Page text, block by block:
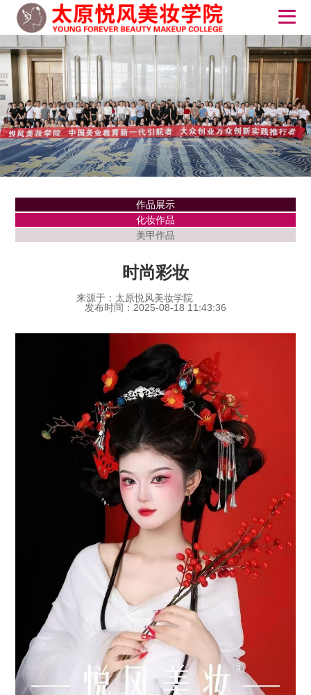
作品展示
化妆作品
美甲作品
时尚彩妆
来源于：太原悦风美妆学院
发布时间：2025-08-18 11:43:36